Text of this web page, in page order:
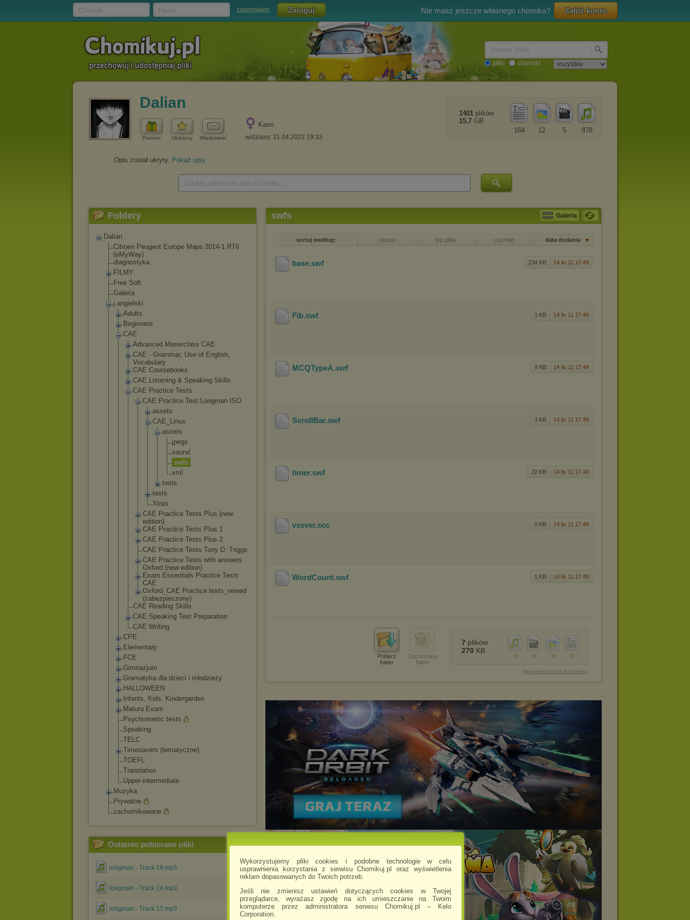
Wykorzystujemy pliki cookies i podobne technologie w celu
usprawnienia korzystania z serwisu Chomikuj.pl oraz wyświetlenia
reklam dopasowanych do Twoich potrzeb.
Jeśli nie zmienisz ustawień dotyczących cookies w Twojej
przeglądarce, wyrażasz zgodę na ich umieszczanie na Twoim
komputerze przez administratora serwisu Chomikuj.pl – Kelo
Corporation.
zapomniałem Nie masz jeszcze własnego chomika? Załóż konto
pliki chomiki
Dalian
Prezent Ulubiony Wiadomość
Kami
widziany: 21.04.2022 19:33
878
5
12
164
1401 plików
15,7 GB
Opis został ukryty. Pokaż opis
Foldery
Dalian
Citroen Peugeot Europe Maps 2014-1 RT6
(eMyWay)
diagnostyka
FILMY
Free Soft
Galeria
j.angielski
Adults
Beginners
CAE
Advanced Maserclass CAE
CAE - Grammar, Use of English,
Vocabulary
CAE Coursebooks
CAE Listening & Speaking Skills
CAE Practice Tests
CAE Practice Test Longman ISO
assets
CAE_Linux
assets
jpegs
sound
swfs
xm
tests
tests
Xtras
CAE Practice Tests Plus (new
edition)
CAE Practice Tests Plus 1
CAE Practice Tests Plus 2
CAE Practice Tests Tony D. Triggs
CAE Practice Tests with answers
Oxford (new edition)
Exam Essentia ls Practice Tests
CAE
Oxford_CAE Practice tests_newed
(zabezpieczony)
CAE Reading Skills
CAE Speaking Test Preparation
CAE Writing
CPE
Elementary
FCE
Gimnazjum
Gramatyka dla dzieci i młodzieży
HALLOWEEN
Infants, Kids, Kindergarden
Matura Exam
Psychometric tests
Speaking
TELC
Timesavers (tematyczne)
TOEFL
Translation
Upper-intermed iate
Muzyka
Prywatne
zachomikowane
Ostatnio pobierane pliki
longman - Track 19.mp3
longman - Track 14.mp3
longman - Track 17.mp3
swfs Galeria
sortuj według: nazwa typ pliku rozmiar data dodania
234 KB 14 lis 11 17:49
base.swf
1 KB 14 lis 11 17:49
Fib.swf
9 KB 14 lis 11 17:49
MCQTypeA.swf
3 KB 14 lis 11 17:49
ScrollBar.swf
22 KB 14 lis 11 17:49
timer.swf
0 KB 14 lis 11 17:48
vssver.scc
1 KB 14 lis 11 17:48
WordCount.swf
Pobierz
folder
Zachomikuj
folder
0
0
0
0
7 plików
270 KB
bezpośredni link do folderu